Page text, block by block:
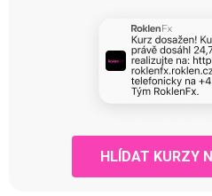
HLÍDAT KURZY